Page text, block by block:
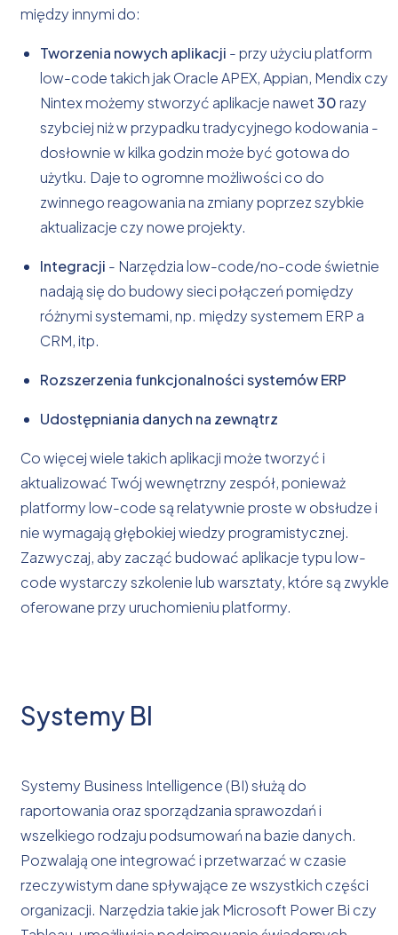
między innymi do:
Tworzenia nowych aplikacji - przy użyciu platform
low-code takich jak Oracle APEX, Appian, Mendix czy
Nintex możemy stworzyć aplikacje nawet30razy
szybciej niż w przypadku tradycyjnego kodowania -
dosłownie w kilka godzin może być gotowa do
użytku. Daje to ogromne możliwości co do
zwinnego reagowania na zmiany poprzez szybkie
aktualizacje czy nowe projekty.
Integracji - Narzędzia low-code/no-code świetnie
nadają się do budowy sieci połączeń pomiędzy
różnymi systemami, np. między systemem ERP a
CRM, itp.
Rozszerzenia funkcjonalności systemów ERP
Udostępniania danych na zewnątrz
Co więcej wiele takich aplikacji może tworzyć i
aktualizować Twój wewnętrzny zespół, ponieważ
platformy low-code są relatywnie proste w obsłudze i
nie wymagają głębokiej wiedzy programistycznej.
Zazwyczaj, aby zacząć budować aplikacje typu low-
code wystarczy szkolenie lub warsztaty, które są zwykle
oferowane przy uruchomieniu platformy.
Systemy BI
Systemy Business Intelligence (BI) służą do
raportowania oraz sporządzania sprawozdań i
wszelkiego rodzaju podsumowań na bazie danych.
Pozwalają one integrować i przetwarzać w czasie
rzeczywistym dane spływające ze wszystkich części
organizacji. Narzędzia takie jak Microsoft Power Bi czy